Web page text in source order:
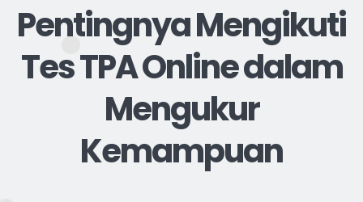
Pentingnya Mengikuti
Tes TPA Online dalam
Mengukur
Kemampuan